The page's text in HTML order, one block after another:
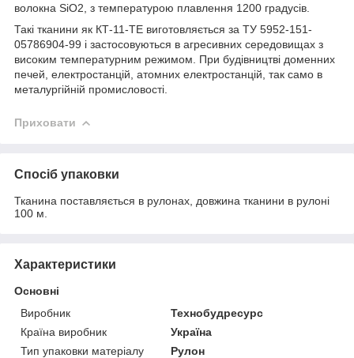
волокна SiO2, з температурою плавлення 1200 градусів.
Такі тканини як КТ-11-ТЕ виготовляється за ТУ 5952-151-
05786904-99 і застосовуються в агресивних середовищах з
високим температурним режимом. При будівництві доменних
печей, електростанцій, атомних електростанцій, так само в
металургійній промисловості.
Приховати
Спосіб упаковки
Тканина поставляється в рулонах, довжина тканини в рулоні
100 м.
Характеристики
Основні
Виробник
Технобудресурс
Країна виробник
Україна
Тип упаковки матеріалу
Рулон